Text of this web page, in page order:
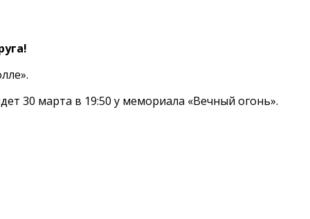
30 марта в 19:50 у мемориала «Вечный огонь».